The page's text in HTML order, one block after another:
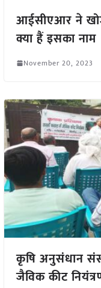
आईसीएआर ने
क्या हैं इसका नाम
November 20, 2023
कृषि अनुसंधान
जैविक कीट